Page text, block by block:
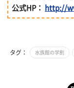
公式HP：
http://
タグ： 水族館の学割